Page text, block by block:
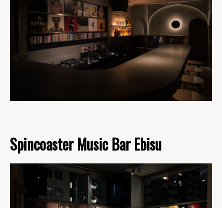
Spincoaster Music Bar Ebisu